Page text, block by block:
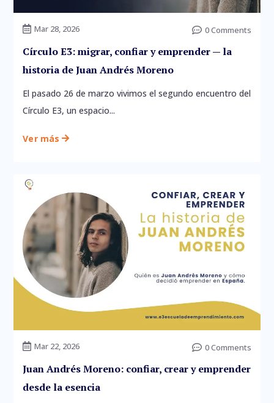
 Mar 28, 2026  0 Comments
Círculo E3: migrar, confiar y emprender — la
historia de Juan Andrés Moreno
El pasado 26 de marzo vivimos el segundo encuentro del
Círculo E3, un espacio...
Ver más 
 Mar 22, 2026  0 Comments
Juan Andrés Moreno: confiar, crear y emprender
desde la esencia